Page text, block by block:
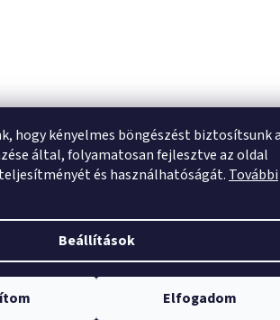
hogy kényelmes böngészést biztosítsunk
által, folyamatosan fejlesztve az oldal
és használhatóságát. További
Beállítások
Elfogadom